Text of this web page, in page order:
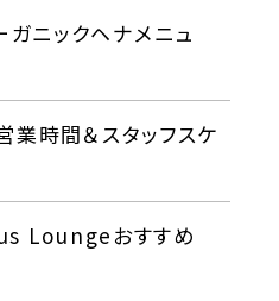
ガニックヘナメニュ
業時間＆スタッフスケ
Loungeおすすめ